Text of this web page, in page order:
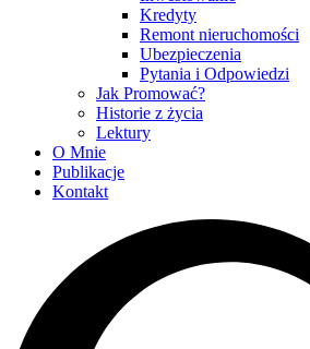
Kredyty
Remont nieruchomości
Ubezpieczenia
Pytania i Odpowiedzi
Jak Promować?
Historie z życia
Lektury
O Mnie
Publikacje
Kontakt